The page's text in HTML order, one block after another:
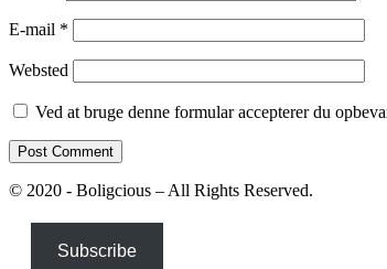
E-mail *
Websted
Ved at bruge denne formular accepterer du
© 2020 - Boligcious – All Rights Reserved.
Subscribe